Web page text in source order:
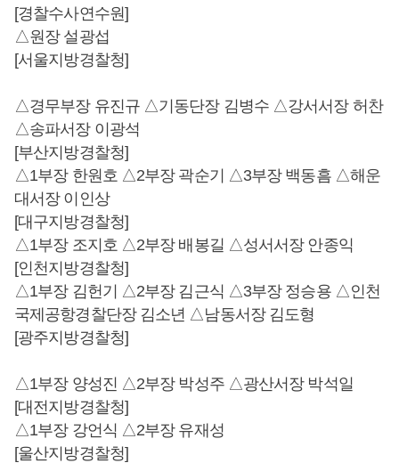
[경찰수사연수원]
△원장 설광섭
[서울지방경찰청]
△경무부장 유진규 △기동단장 김병수 △강서서장 허찬
△송파서장 이광석
[부산지방경찰청]
△1부장 한원호 △2부장 곽순기 △3부장 백동흠 △해운
대서장 이인상
[대구지방경찰청]
△1부장 조지호 △2부장 배봉길 △성서서장 안종익
[인천지방경찰청]
△1부장 김헌기 △2부장 김근식 △3부장 정승용 △인천
국제공항경찰단장 김소년 △남동서장 김도형
[광주지방경찰청]
△1부장 양성진 △2부장 박성주 △광산서장 박석일
[대전지방경찰청]
△1부장 강언식 △2부장 유재성
[울산지방경찰청]